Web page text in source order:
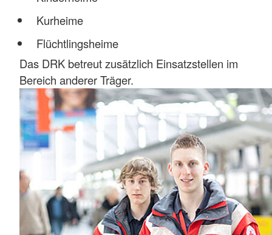
Kurheime
Flüchtlingsheime
Das DRK betreut zusätzlich Einsatzstellen im
Bereich anderer Träger.